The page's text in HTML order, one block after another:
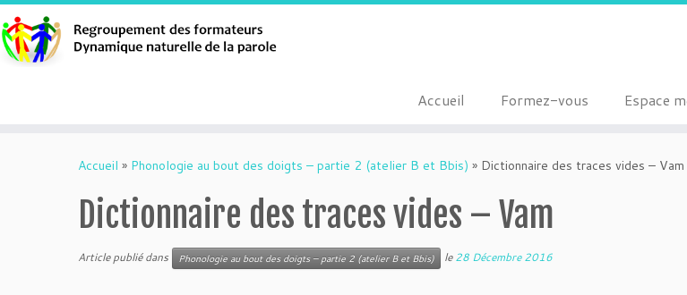
Accueil Formez-vous Espace
Accueil » Phonologie au bout des doigts – partie 2 (atelier B et Bbis) » Dictionnaire des traces vides – Vam
Dictionnaire des traces vides – Vam
Article publié dans Phonologie au bout des doigts – partie 2 (atelier B et Bbis) le28 Décembre 2016